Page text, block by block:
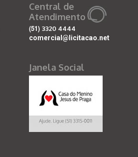
Central de
Atendimento
(51) 3320 4444
comercial@licitacao.net
Janela Social